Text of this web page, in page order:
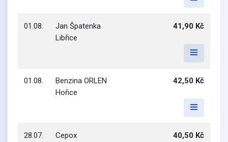
01.08.
Jan Špatenka
Libřice
41,90 Kč
01.08.
Benzina ORLEN
Hořice
42,50 Kč
28.07.
Cepox
40,50 Kč